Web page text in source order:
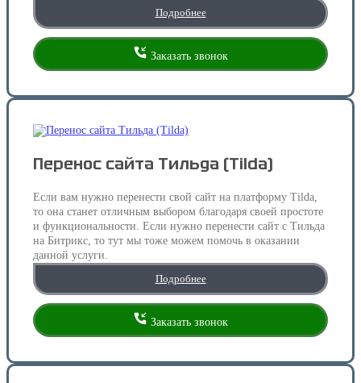
Подробнее
Заказать звонок
Перенос сайта Тильда (Tilda)
Если вам нужно перенести свой сайт на платформу Tilda,
то она станет отличным выбором благодаря своей простоте
и функциональности. Если нужно перенести сайт с Тильда
на Битрикс, то тут мы тоже можем помочь в оказании
данной услуги.
Подробнее
Заказать звонок